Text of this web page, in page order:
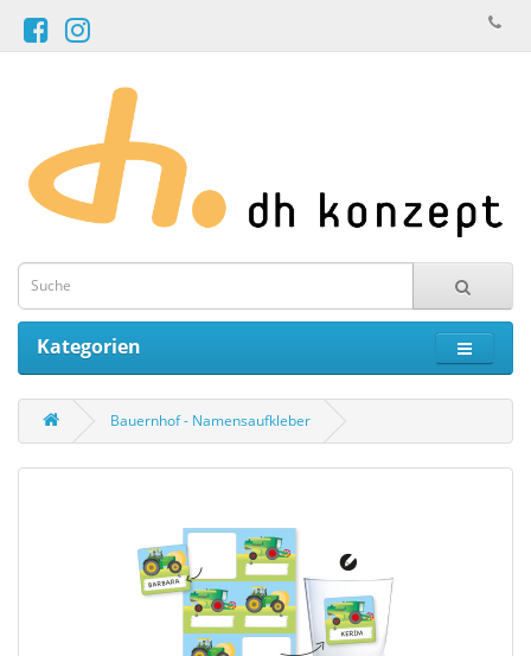
Kategorien
Bauernhof - Namensaufkleber